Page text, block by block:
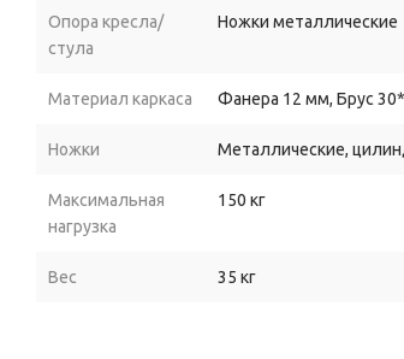
Опора кресла/
стула
Ножки металлические
Материал каркаса Фанера 12 мм, Брус
Ножки Металлические,
Максимальная
нагрузка
150 кг
Вес 35 кг